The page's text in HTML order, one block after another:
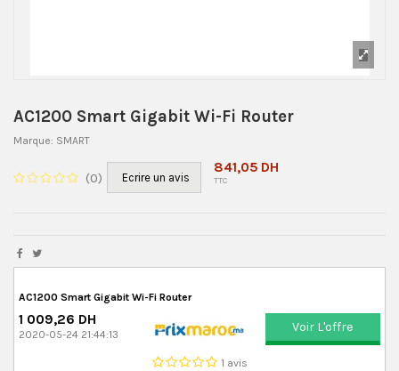
AC1200 Smart Gigabit Wi-Fi Router
Marque: SMART
(0) Ecrire un avis
841,05 DH
TTC
AC1200 Smart Gigabit Wi-Fi Router
1 009,26 DH
2020-05-24 21:44:13
1 avis
Voir L'offre